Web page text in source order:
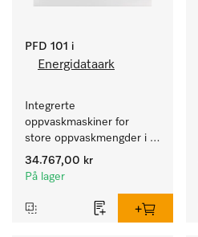
PFD 101 i
Energidataark
Integrerte
oppvaskmaskiner for
store oppvaskmengder i
husholdninger, kantiner,
kafeer og grovkjøkken.
34.767,00 kr
På lager